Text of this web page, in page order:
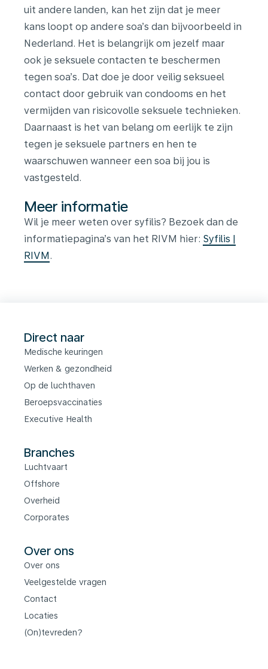
uit andere landen, kan het zijn dat je meer
kans loopt op andere soa’s dan bijvoorbeeld in
Nederland. Het is belangrijk om jezelf maar
ook je seksuele contacten te beschermen
tegen soa’s. Dat doe je door veilig seksueel
contact door gebruik van condooms en het
vermijden van risicovolle seksuele technieken.
Daarnaast is het van belang om eerlijk te zijn
tegen je seksuele partners en hen te
waarschuwen wanneer een soa bij jou is
vastgesteld.
Meer informatie
Wil je meer weten over syfilis? Bezoek dan de
informatiepagina’s van het RIVM hier: Syfilis |
RIVM .
Direct naar
Medische keuringen
Werken & gezondheid
Op de luchthaven
Beroepsvaccinaties
Executive Health
Branches
Luchtvaart
Offshore
Overheid
Corporates
Over ons
Over ons
Veelgestelde vragen
Contact
Locaties
(On)tevreden?